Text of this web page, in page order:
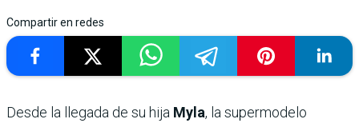
Compartir en redes
Desde la llegada de su hija Myla, la supermodelo